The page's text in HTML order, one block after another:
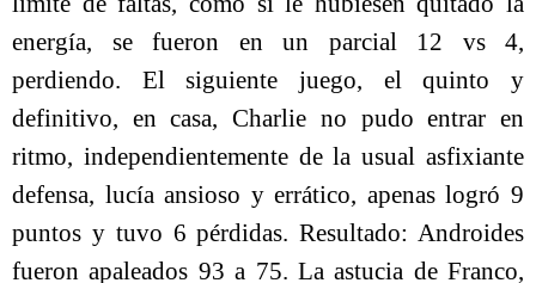
energía, se fueron en un parcial 12 vs 4,
perdiendo. El siguiente juego, el quinto y
definitivo, en casa, Charlie no pudo entrar en
ritmo, independientemente de la usual asfixiante
defensa, lucía ansioso y errático, apenas logró 9
puntos y tuvo 6 pérdidas. Resultado: Androides
fueron apaleados 93 a 75. La astucia de Franco,